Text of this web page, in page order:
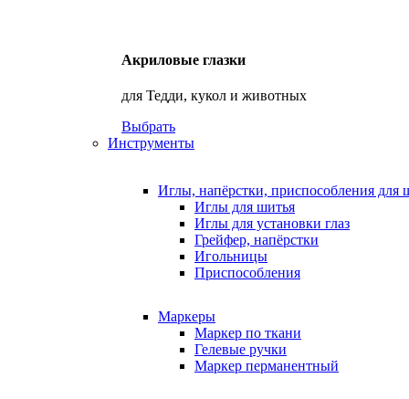
Акриловые глазки
для Тедди, кукол и животных
Выбрать
Инструменты
Иглы, напёрстки, приспособления для
Иглы для шитья
Иглы для установки глаз
Грейфер, напёрстки
Игольницы
Приспособления
Маркеры
Маркер по ткани
Гелевые ручки
Маркер перманентный